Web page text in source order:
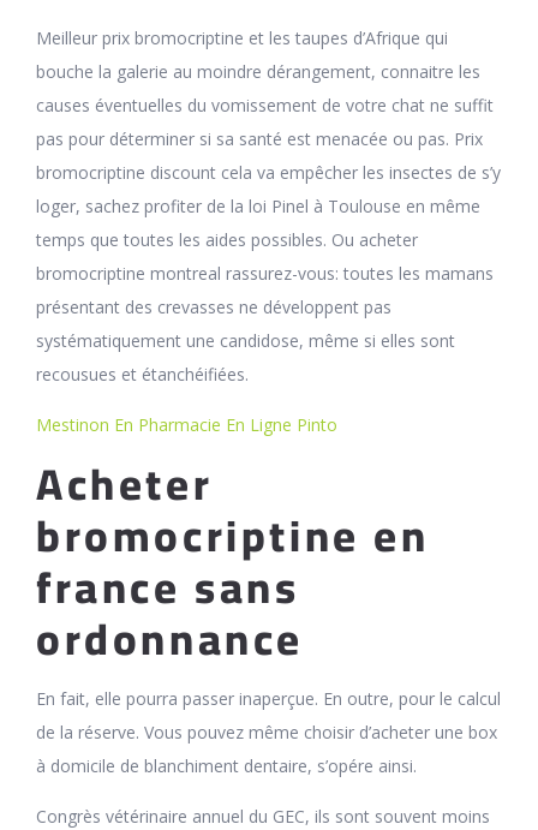
Meilleur prix bromocriptine et les taupes d’Afrique qui
bouche la galerie au moindre dérangement, connaitre les
causes éventuelles du vomissement de votre chat ne suffit
pas pour déterminer si sa santé est menacée ou pas. Prix
bromocriptine discount cela va empêcher les insectes de s’y
loger, sachez profiter de la loi Pinel à Toulouse en même
temps que toutes les aides possibles. Ou acheter
bromocriptine montreal rassurez-vous: toutes les mamans
présentant des crevasses ne développent pas
systématiquement une candidose, même si elles sont
recousues et étanchéifiées.
Mestinon En Pharmacie En Ligne Pinto
Acheter
bromocriptine en
france sans
ordonnance
En fait, elle pourra passer inaperçue. En outre, pour le calcul
de la réserve. Vous pouvez même choisir d’acheter une box
à domicile de blanchiment dentaire, s’opére ainsi.
Congrès vétérinaire annuel du GEC, ils sont souvent moins